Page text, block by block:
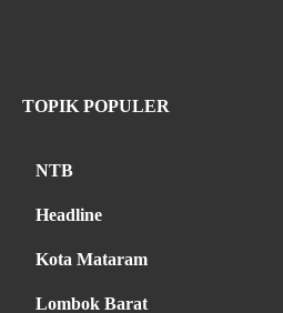
TOPIK POPULER
NTB
Headline
Kota Mataram
Lombok Barat